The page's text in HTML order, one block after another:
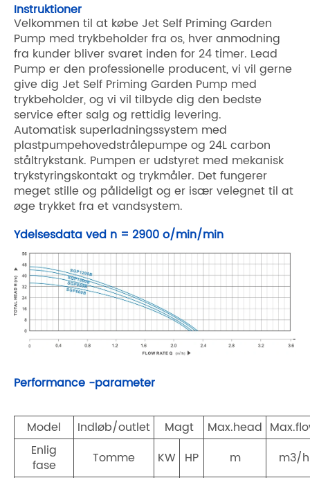
Instruktioner
Velkommen til at købe Jet Self Priming Garden
Pump med trykbeholder fra os, hver anmodning
fra kunder bliver svaret inden for 24 timer. Lead
Pump er den professionelle producent, vi vil gerne
give dig Jet Self Priming Garden Pump med
trykbeholder, og vi vil tilbyde dig den bedste
service efter salg og rettidig levering.
Automatisk superladningssystem med
plastpumpehovedstrålepumpe og 24L carbon
ståltrykstank. Pumpen er udstyret med mekanisk
trykstyringskontakt og trykmåler. Det fungerer
meget stille og pålideligt og er især velegnet til at
øge trykket fra et vandsystem.
Ydelsesdata ved n = 2900 o/min/min
Performance -parameter
Model Indløb/outlet Magt Max.head
Enlig
fase
Tomme KW HP m
m3/h